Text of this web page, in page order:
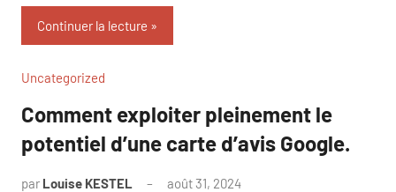
Continuer la lecture
Uncategorized
Comment exploiter pleinement le
potentiel d’une carte d’avis Google.
par Louise KESTEL août 31, 2024